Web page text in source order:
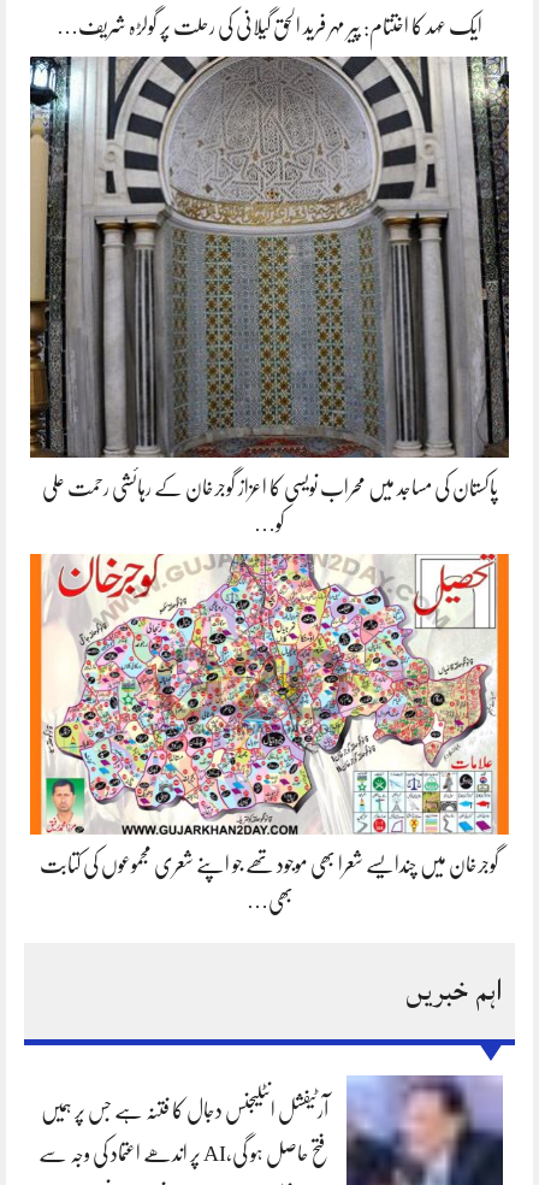
ایک عہد کا اختتام: پیر مہر فرید الحق گیلانی کی رحلت پر گولڑہ شریف…
پاکستان کی مساجد میں محراب نویسی کا اعزاز گوجرخان کے رہائشی رحمت علی
کو…
گوجرخان میں چندایسے شعرا بھی موجود تھے جو اپنے شعری مجموعوں کی کتابت
بھی…
اہم خبریں
آرٹیفشل انٹلیجنس دجال کا فتنہ ہے جس پر ہمیں
فتح حاصل ہو گی،AI پر اندھے اعتماد کی وجہ سے